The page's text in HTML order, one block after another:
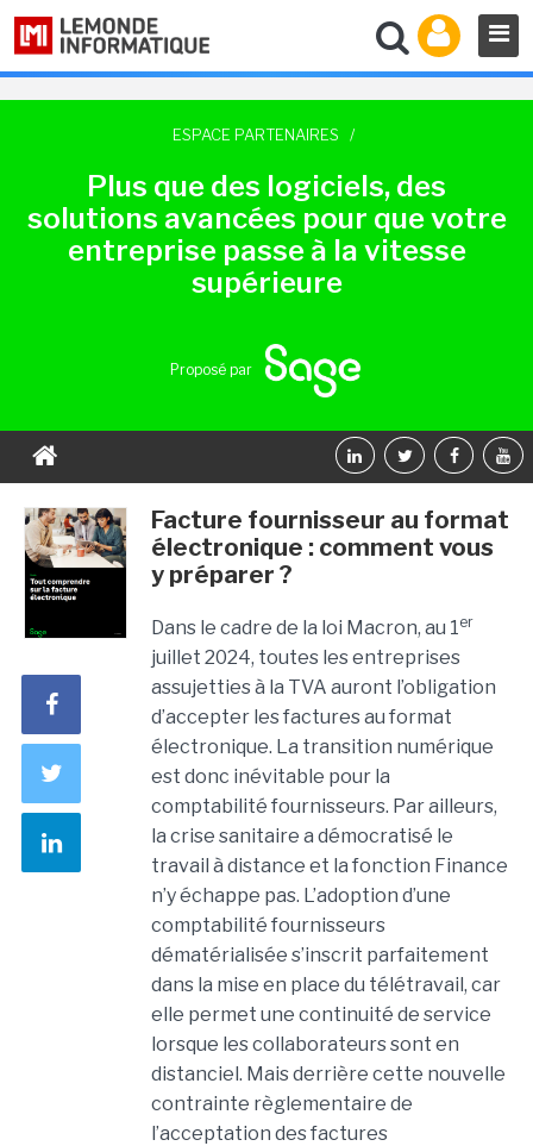
ESPACE PARTENAIRES /
Plus que des logiciels, des
solutions avancées pour que votre
entreprise passe à la vitesse
supérieure
Proposé par
Facture fournisseur au format
électronique : comment vous
y préparer ?
Dans le cadre de la loi Macron, au 1er
juillet 2024, toutes les entreprises
assujetties à la TVA auront l’obligation
d’accepter les factures au format
électronique. La transition numérique
est donc inévitable pour la
comptabilité fournisseurs. Par ailleurs,
la crise sanitaire a démocratisé le
travail à distance et la fonction Finance
n’y échappe pas. L’adoption d’une
comptabilité fournisseurs
dématérialisée s’inscrit parfaitement
dans la mise en place du télétravail, car
elle permet une continuité de service
lorsque les collaborateurs sont en
distanciel. Mais derrière cette nouvelle
contrainte règlementaire de
l’acceptation des factures